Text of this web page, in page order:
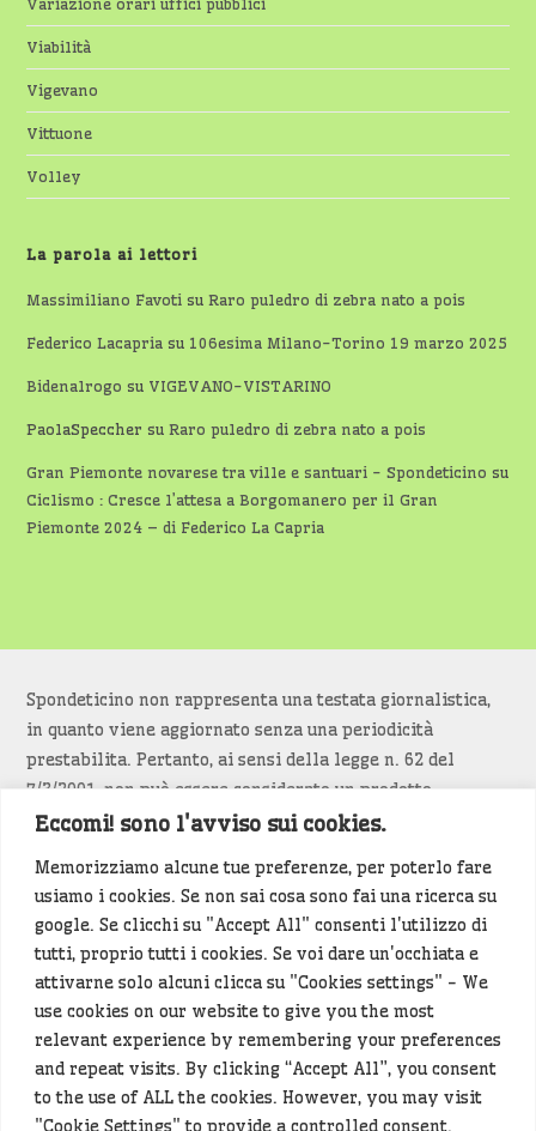
Eccomi! sono l'avviso sui cookies.
Memorizziamo alcune tue preferenze, per poterlo fare
usiamo i cookies. Se non sai cosa sono fai una ricerca su
google. Se clicchi su "Accept All" consenti l'utilizzo di
tutti, proprio tutti i cookies. Se voi dare un'occhiata e
attivarne solo alcuni clicca su "Cookies settings" - We
use cookies on our website to give you the most
relevant experience by remembering your preferences
and repeat visits. By clicking “Accept All”, you consent
to the use of ALL the cookies. However, you may visit
"Cookie Settings" to provide a controlled consent.
Viabilità
Vigevano
Vittuone
Volley
La parola ai lettori
Massimiliano Favoti suRaro puledro di zebra nato a pois
Federico Lacapria su 106esima Milano-Torino 19 marzo 2025
Bidenalrogo su VIGEVANO-VISTARINO
PaolaSpeccher suRaro puledro di zebra nato a pois
Gran Piemonte novarese tra ville e santuari - Spondeticino su
Ciclismo : Cresce l’attesa a Borgomanero per il Gran
Piemonte 2024 – di Federico La Capria
Spondeticino non rappresenta una testata giornalistica,
in quanto viene aggiornato senza una periodicità
prestabilita. Pertanto, ai sensi della legge n. 62 del
7/3/2001, non può essere considerato un prodotto
editoriale.
Siamo attenti a non violare copyright e diritti
d’immagine. Se un contenuto è di tua proprietà e vuoi
richiederne la rimozionediccelo(<- clicca per inviarci un
messaggio).
Alcuni articoli sono generati in bozza rielaborando, con
l'intelligenza artificiale generativa, contenuti
provenienti da fonti istituzionali e altri siti di interesse
locale. Prima della pubblicazioni l'articolo viene